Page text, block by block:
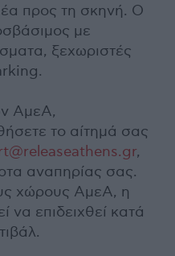
προς τη σκηνή. Ο
με
ξεχωριστές
ΑμεΑ,
το αίτημά σας
,
αναπηρίας σας.
χώρους ΑμεΑ, η
να επιδειχθεί κατά